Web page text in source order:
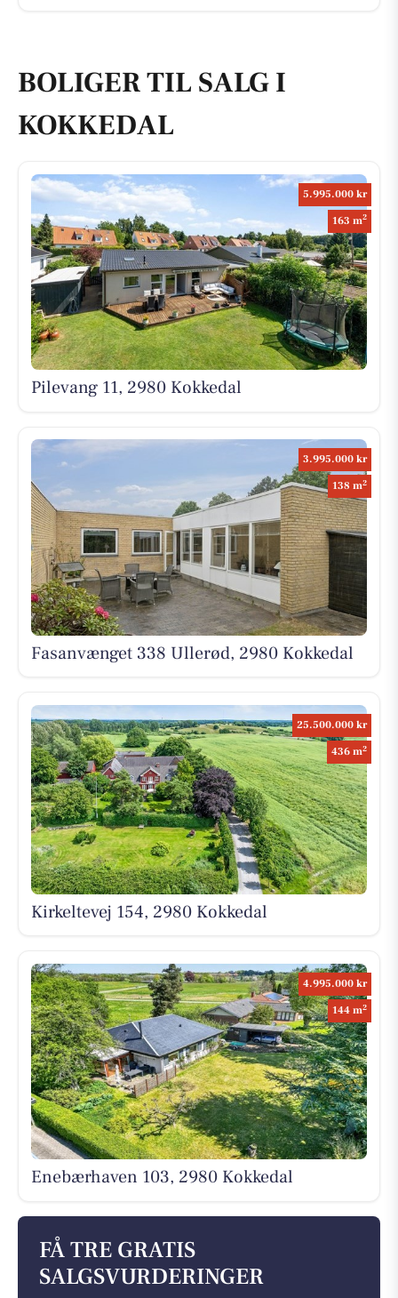
BOLIGER TIL SALG I
KOKKEDAL
5.995.000 kr
163 m2
Pilevang 11, 2980 Kokkedal
3.995.000 kr
138 m2
Fasanvænget 338 Ullerød, 2980 Kokkedal
25.500.000 kr
436 m2
Kirkeltevej 154, 2980 Kokkedal
4.995.000 kr
144 m2
Enebærhaven 103, 2980 Kokkedal
FÅ TRE GRATIS
SALGSVURDERINGER